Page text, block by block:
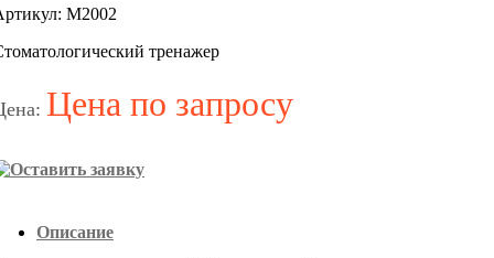
М2002
тренажер
Цена по запросу
Описание